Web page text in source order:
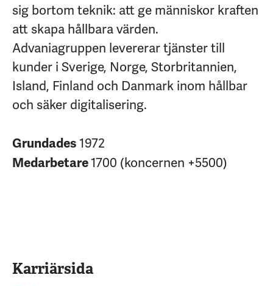
sig bortom teknik: att ge människor kraften
att skapa hållbara värden.
Advaniagruppen levererar tjänster till
kunder i Sverige, Norge, Storbritannien,
Island, Finland och Danmark inom hållbar
och säker digitalisering.
Grundades1972
Medarbetare1700 (koncernen +5500)
Karriärsida